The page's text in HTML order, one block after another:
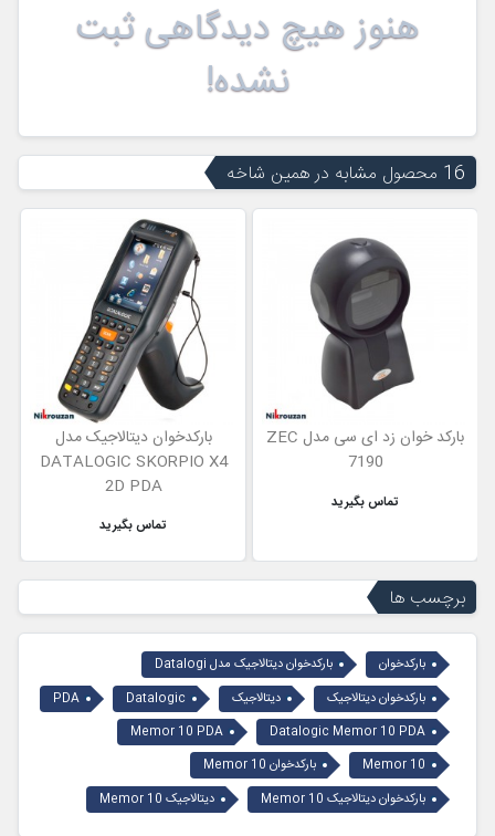
هنوز هیچ دیدگاهی ثبت
نشده!
16 محصول مشابه در همین شاخه
بارکد خوان زد ای سی مدل ZEC
7190
تماس بگیرید
بارکدخوان دیتالاجیک مدل
DATALOGIC SKORPIO X4
2D PDA
تماس بگیرید
برچسب ها
بارکدخوان
بارکدخوان دیتالاجیک مدل Datalogi
بارکدخوان دیتالاجیک
دیتالاجیک Datalogic
PDA
Datalogic Memor 10 PDA
Memor 10 PDA
Memor 10
بارکدخوان Memor 10
بارکدخوان دیتالاجیک Memor 10
دیتالاجیک Memor 10